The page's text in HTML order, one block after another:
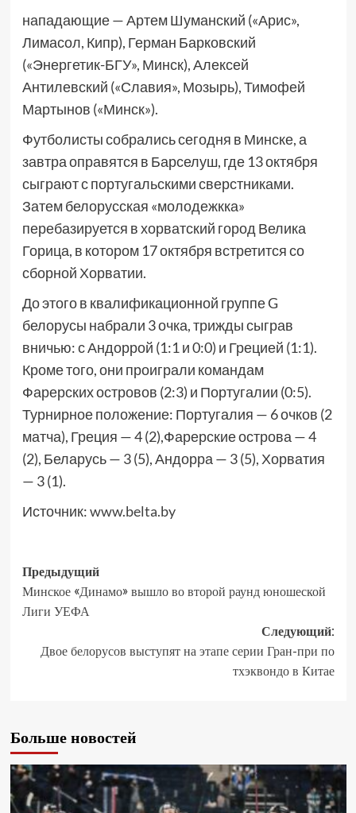
нападающие — Артем Шуманский («Арис»,
Лимасол, Кипр), Герман Барковский
(«Энергетик-БГУ», Минск), Алексей
Антилевский («Славия», Мозырь), Тимофей
Мартынов («Минск»).
Футболисты собрались сегодня в Минске, а
завтра оправятся в Барселуш, где 13 октября
сыграют с португальскими сверстниками.
Затем белорусская «молодежкка»
перебазируется в хорватский город Велика
Горица, в котором 17 октября встретится со
сборной Хорватии.
До этого в квалификационной группе G
белорусы набрали 3 очка, трижды сыграв
вничью: с Андоррой (1:1 и 0:0) и Грецией (1:1).
Кроме того, они проиграли командам
Фарерских островов (2:3) и Португалии (0:5).
Турнирное положение: Португалия — 6 очков (2
матча), Греция — 4 (2),Фарерские острова — 4
(2), Беларусь — 3 (5), Андорра — 3 (5), Хорватия
— 3 (1).
Источник:www.belta.by
Предыдущий
Минское «Динамо» вышло во второй раунд юношеской
Лиги УЕФА
Следующий:
Двое белорусов выступят на этапе серии Гран-при по
тхэквондо в Китае
Больше новостей